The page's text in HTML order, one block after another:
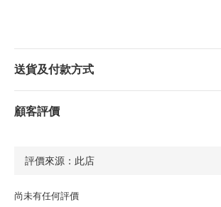
送貨及付款方式
顧客評價
尚未有任何評價